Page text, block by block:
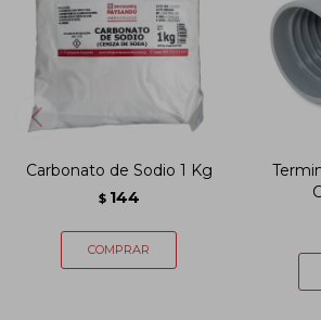
Carbonato de Sodio 1 Kg
$ 144